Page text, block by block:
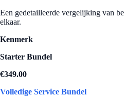
Een gedetailleerde vergelijking van
elkaar.
Kenmerk
Starter Bundel
€349.00
Volledige Service Bundel